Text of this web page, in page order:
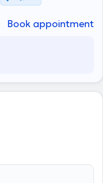
Book appointment